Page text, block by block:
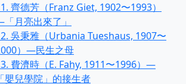
齊德芳（Franz Giet, 1902〜1993）
月亮出來了」
吳秉雅（Urbania Tueshaus, 1907〜
）—民生之母
費濟時（E. Fahy, 1911〜1996）—
「嬰兒學院」的接生者